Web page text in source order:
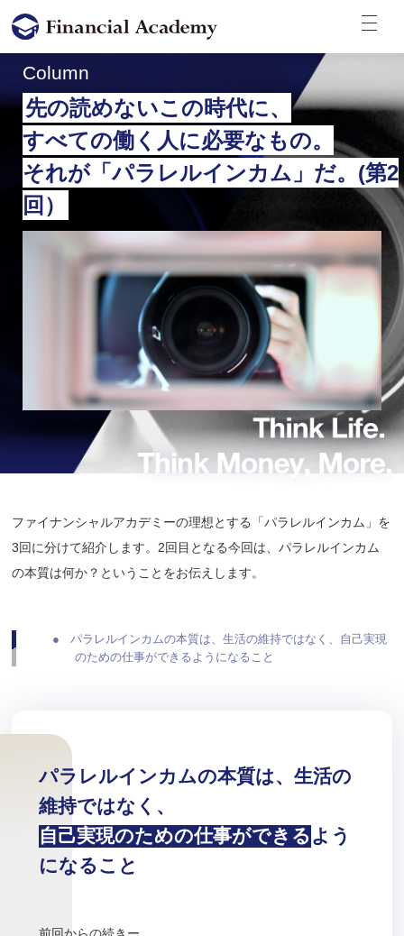
Column
先の読めないこの時代に、
すべての働く人に必要なもの。
それが「パラレルインカム」だ。(第2
回）
ファイナンシャルアカデミーの理想とする「パラレルインカム」を
3回に分けて紹介します。2回目となる今回は、パラレルインカム
の本質は何か？ということをお伝えします。
パラレルインカムの本質は、生活の維持ではなく、自己実現
のための仕事ができるようになること
パラレルインカムの本質は、生活の
維持ではなく、
自己実現のための仕事ができる よう
になること